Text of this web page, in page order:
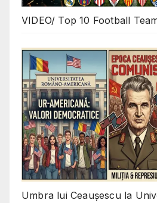
VIDEO/ Top 10 Football
Umbra lui Ceaușescu la